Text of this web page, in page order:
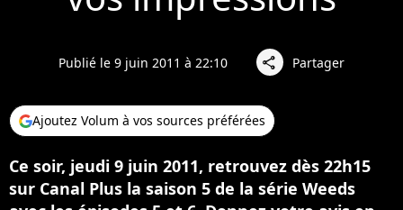
Publié le 9 juin 2011 à 22:10 share Partager
Ajoutez Volum à vos sources préférées
Ce soir, jeudi 9 juin 2011, retrouvez dès 22h15
sur Canal Plus la saison 5 de la série Weeds